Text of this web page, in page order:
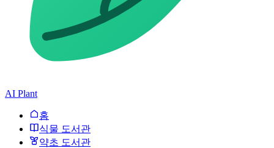
AI Plant
홈
식물 도서관
약초 도서관